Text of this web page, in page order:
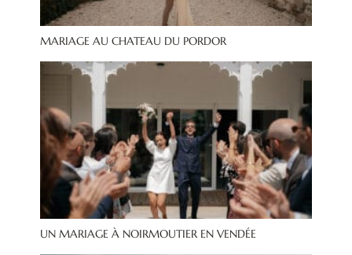
MARIAGE AU CHATEAU DU PORDOR
UN MARIAGE À NOIRMOUTIER EN VENDÉE